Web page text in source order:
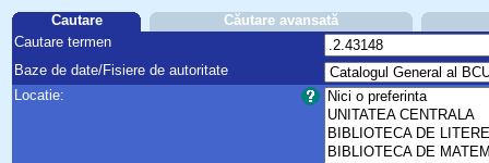
Cautare
Căutare avansată
Cautare termen
Baze de date/Fisiere de autoritate
Locatie: